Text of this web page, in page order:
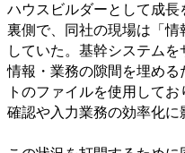
ハウスビルダーとして成
裏側で、同社の現場は「
していた。基幹システム
情報・業務の隙間を埋める
トのファイルを使用して
確認や入力業務の効率化に